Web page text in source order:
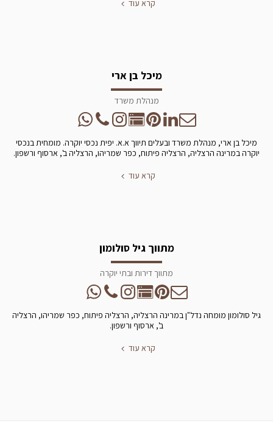
קרא עוד
מיכל בן ארי
מנהלת משרד
מיכל בן ארי, מנהלת משרד ובעלים תיווך א.א. יפית נכסי יוקרה. מומחית בנכסי
יוקרה במרינה הרצליה, הרצליה פיתוח, כפר שמריהו, הרצליה ב', ארסוף ורשפון.
קרא עוד
מתווך גיל סולומון
מתווך דירות ובתי יוקרה
גיל סולומון מומחה נדל"ן במרינה הרצליה, הרצליה פיתוח, כפר שמריהו, הרצליה
ב', ארסוף ורשפון.
קרא עוד